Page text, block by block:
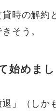
時の解
そう。
始めま
」（し